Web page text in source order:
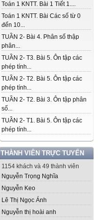
Toán 1 KNTT. Bài 1 Tiết 1....
Toán 1 KNTT. Bài Các số từ 0
đến 10...
TUẦN 2- Bài 4. Phân số thập
phân...
TUẦN 2- T3. Bài 5. Ôn tập các
phép tính...
TUẦN 2- T2. Bài 5. Ôn tập các
phép tính...
TUẦN 2- T2. Bài 3. Ôn tập phân
số...
TUẦN 2- T1. Bài 5. Ôn tập các
phép tính...
THÀNH VIÊN TRỰC TUYẾN
1154 khách và 49 thành viên
Nguyễn Trọng Nghĩa
Nguyễn Keo
Lê Thị Ngọc Ánh
Nguyễn thị hoài anh